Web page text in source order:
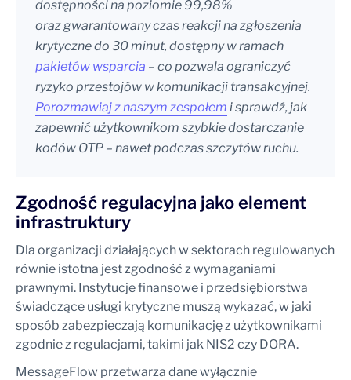
dostępności na poziomie 99,98%
oraz gwarantowany czas reakcji na zgłoszenia
krytyczne do 30 minut, dostępny w ramach
pakietów wsparcia – co pozwala ograniczyć
ryzyko przestojów w komunikacji transakcyjnej.
Porozmawiaj z naszym zespołem i sprawdź, jak
zapewnić użytkownikom szybkie dostarczanie
kodów OTP – nawet podczas szczytów ruchu.
Zgodność regulacyjna jako element
infrastruktury
Dla organizacji działających w sektorach regulowanych
równie istotna jest zgodność z wymaganiami
prawnymi. Instytucje finansowe i przedsiębiorstwa
świadczące usługi krytyczne muszą wykazać, w jaki
sposób zabezpieczają komunikację z użytkownikami
zgodnie z regulacjami, takimi jak NIS2 czy DORA.
MessageFlow przetwarza dane wyłącznie